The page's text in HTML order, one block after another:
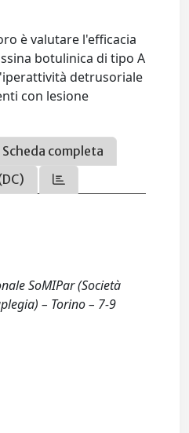
è valutare l'efficacia
botulinica di tipo A
detrusoriale
con lesione
Scheda completa
SoMIPar (Società
– Torino – 7-9